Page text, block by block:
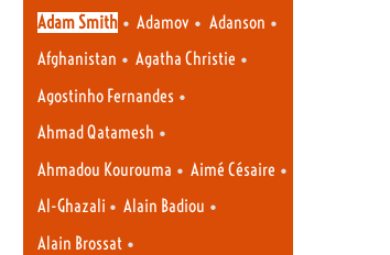
Adam Smith • Adamov • Adanson •
Afghanistan • Agatha Christie •
Agostinho Fernandes •
Ahmad Qatamesh •
Ahmadou Kourouma • Aimé Césaire •
Al-Ghazali • Alain Badiou •
Alain Brossat •